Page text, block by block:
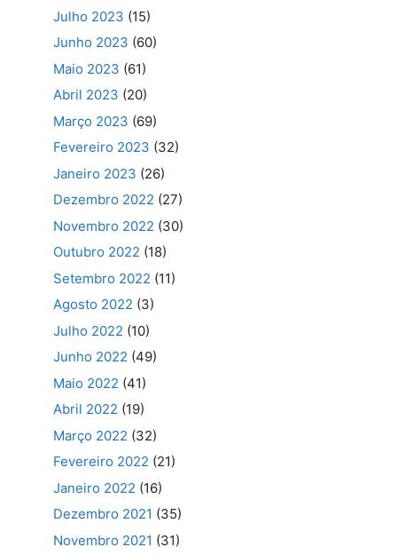
Julho 2023 (15)
Junho 2023 (60)
Maio 2023 (61)
Abril 2023 (20)
Março 2023 (69)
Fevereiro 2023 (32)
Janeiro 2023 (26)
Dezembro 2022 (27)
Novembro 2022 (30)
Outubro 2022 (18)
Setembro 2022 (11)
Agosto 2022 (3)
Julho 2022 (10)
Junho 2022 (49)
Maio 2022 (41)
Abril 2022 (19)
Março 2022 (32)
Fevereiro 2022 (21)
Janeiro 2022 (16)
Dezembro 2021 (35)
Novembro 2021 (31)